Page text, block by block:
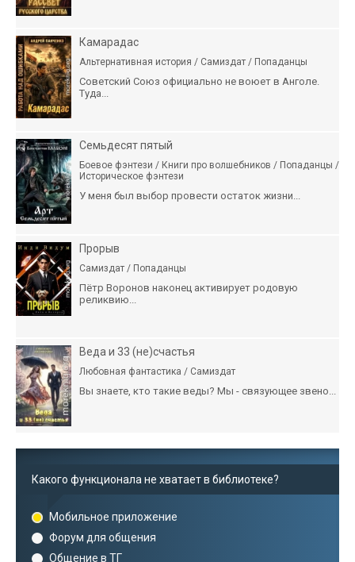
Камарадас
Альтернативная история / Самиздат / Попаданцы
Советский Союз официально не воюет в Анголе.
Туда...
Семьдесят пятый
Боевое фэнтези / Книги про волшебников / Попаданцы /
Историческое фэнтези
У меня был выбор провести остаток жизни...
Прорыв
Самиздат / Попаданцы
Пётр Воронов наконец активирует родовую
реликвию...
Веда и 33 (не)счастья
Любовная фантастика / Самиздат
Вы знаете, кто такие веды? Мы - связующее звено...
Какого функционала не хватает в библиотеке?
Мобильное приложение
Форум для общения
Общение в ТГ